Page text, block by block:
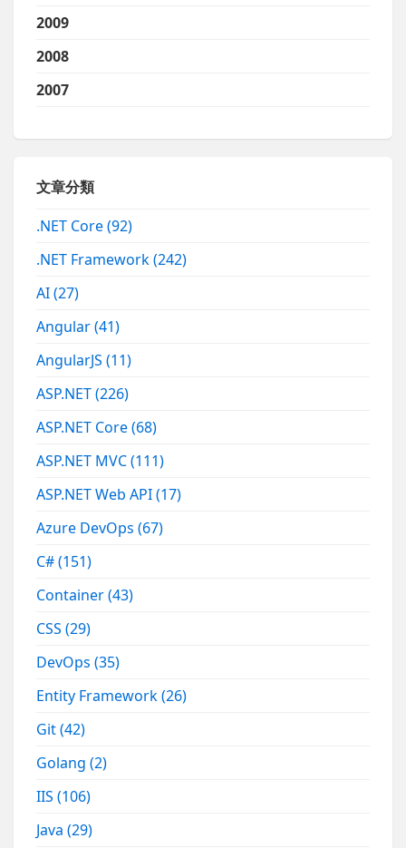
2009
2008
2007
文章分類
.NET Core(92)
.NET Framework(242)
AI(27)
Angular(41)
AngularJS(11)
ASP.NET(226)
ASP.NET Core(68)
ASP.NET MVC(111)
ASP.NET Web API(17)
Azure DevOps(67)
C#(151)
Container(43)
CSS(29)
DevOps(35)
Entity Framework(26)
Git(42)
Golang(2)
IIS(106)
Java(29)